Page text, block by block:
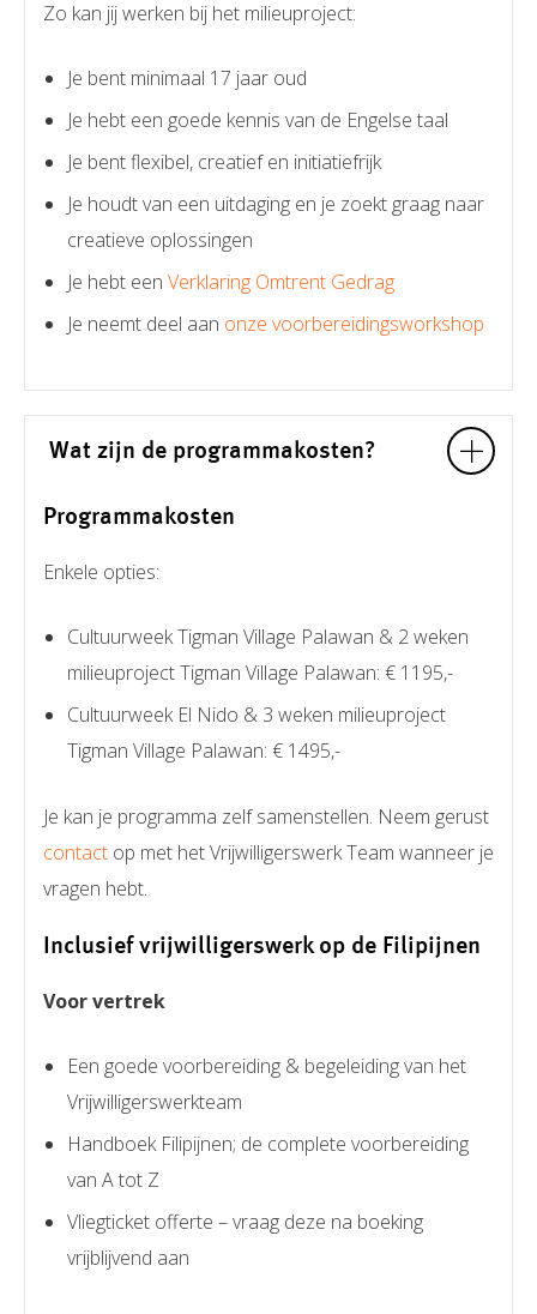
Zo kan jij werken bij het milieuproject:
Je bent minimaal 17 jaar oud
Je hebt een goede kennis van de Engelse taal
Je bent flexibel, creatief en initiatiefrijk
Je houdt van een uitdaging en je zoekt graag naar
creatieve oplossingen
Je hebt een Verklaring Omtrent Gedrag
Je neemt deel aan onze voorbereidingsworkshop
Wat zijn de programmakosten?
Programmakosten
Enkele opties:
Cultuurweek Tigman Village Palawan & 2 weken
milieuproject Tigman Village Palawan: € 1195,-
Cultuurweek El Nido & 3 weken milieuproject
Tigman Village Palawan: € 1495,-
Je kan je programma zelf samenstellen. Neem gerust
contact op met het Vrijwilligerswerk Team wanneer je
vragen hebt.
Inclusief vrijwilligerswerk op de Filipijnen
Voor vertrek
Een goede voorbereiding & begeleiding van het
Vrijwilligerswerkteam
Handboek Filipijnen; de complete voorbereiding
van A tot Z
Vliegticket offerte – vraag deze na boeking
vrijblijvend aan